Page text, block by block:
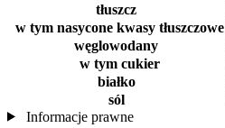
tłuszcz
w tym nasycone kwasy tłuszczowe
węglowodany
w tym cukier
białko
sól
Informacje prawne